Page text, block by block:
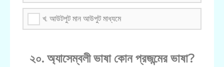
খ. আউটপুট মান আউপুট মাধ্যমে
২০. অ্যাসেম্বলী ভাষা কোন প্রজন্মের ভাষা?